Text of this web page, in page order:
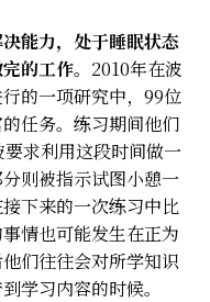
能力，处于睡眠状态
的工作。 2010年在波
的一项研究中，99位
任务。练习期间他们
求利用这段时间做一
则被指示试图小憩一
下来的一次练习中比
情也可能发生在正为
们往往会对所学知识
学习内容的时候。